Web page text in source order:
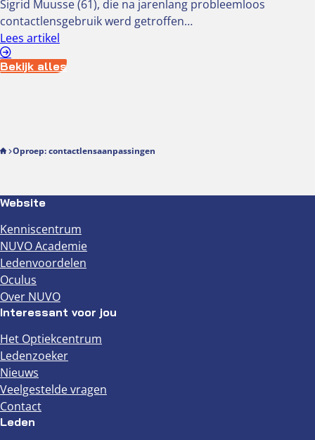
Sigrid Muusse (61), die na jarenlang probleemloos
contactlensgebruik werd getroffen…
Lees artikel
Bekijk alles
Oproep: contactlensaanpassingen
Website
Kenniscentrum
NUVO Academie
Ledenvoordelen
Oculus
Over NUVO
Interessant voor jou
Het Optiekcentrum
Ledenzoeker
Nieuws
Veelgestelde vragen
Contact
Leden